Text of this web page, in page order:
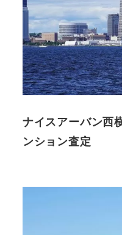
ナイスアーバン西
ンション査定